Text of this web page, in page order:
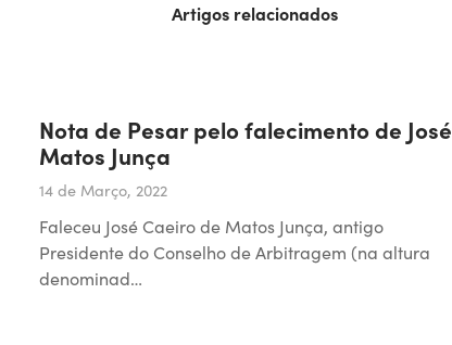
Artigos relacionados
Nota de Pesar pelo falecimento de José
Matos Junça
14 de Março, 2022
Faleceu José Caeiro de Matos Junça, antigo
Presidente do Conselho de Arbitragem (na altura
denominad…